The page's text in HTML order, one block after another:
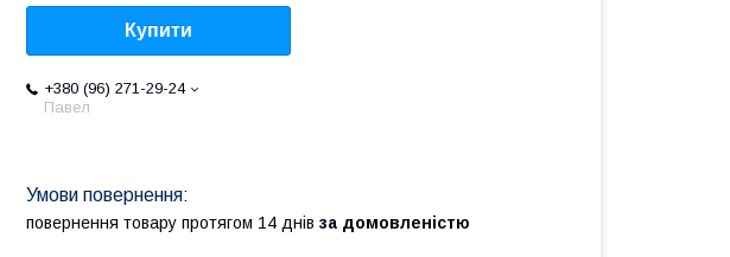
Купити
+380 (96) 271-29-24
Павел
повернення товару протягом 14 днів за домовленістю